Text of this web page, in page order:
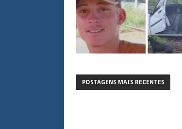
POSTAGENS MAIS RECENTES